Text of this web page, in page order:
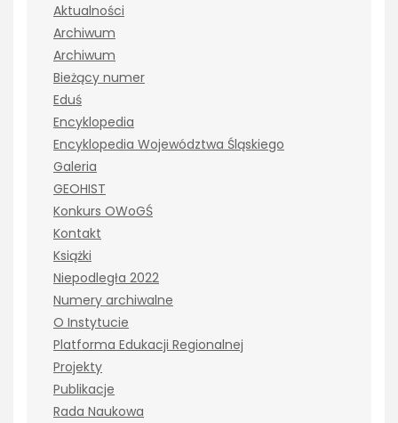
Aktualności
Archiwum
Archiwum
Bieżący numer
Eduś
Encyklopedia
Encyklopedia Województwa Śląskiego
Galeria
GEOHIST
Konkurs OWoGŚ
Kontakt
Książki
Niepodległa 2022
Numery archiwalne
O Instytucie
Platforma Edukacji Regionalnej
Projekty
Publikacje
Rada Naukowa